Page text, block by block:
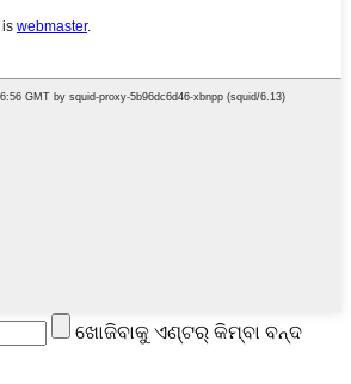
ଖୋଜିବାକୁ ଏଣ୍ଟର୍ କିମ୍ବା ବନ୍ଦ